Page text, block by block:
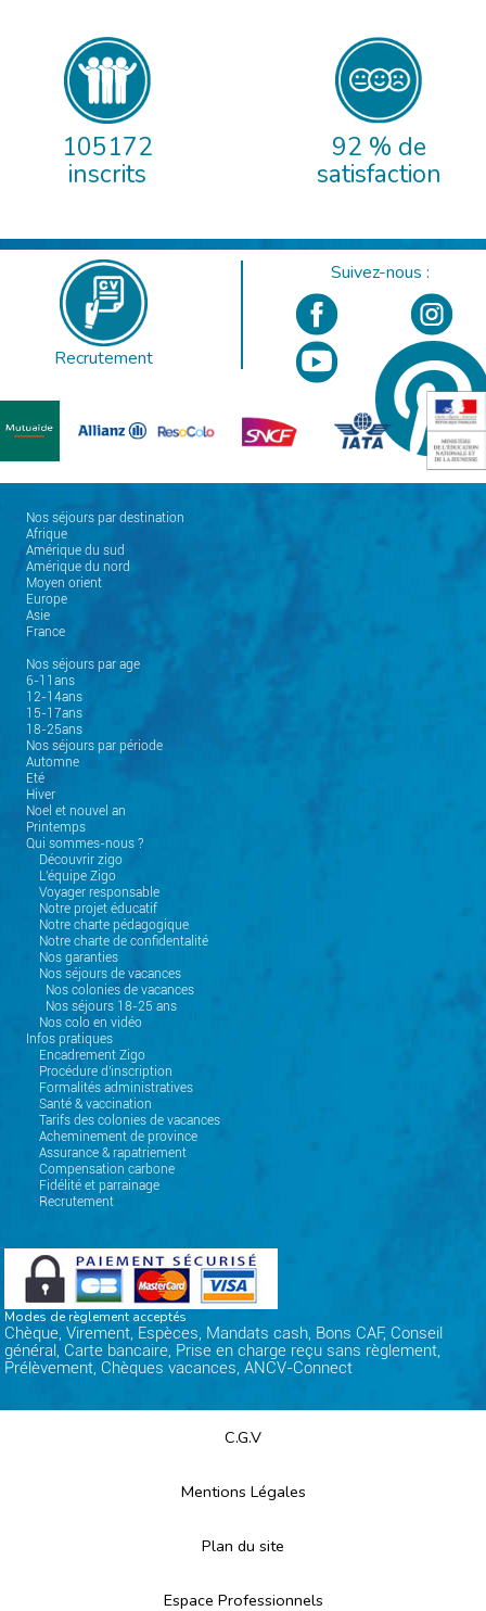
105172
inscrits
92 % de
satisfaction
Recrutement
Suivez-nous :
Nos séjours par destination
Afrique
Amérique du sud
Amérique du nord
Moyen orient
Europe
Asie
France
Nos séjours par age
6-11ans
12-14ans
15-17ans
18-25ans
Nos séjours par période
Automne
Eté
Hiver
Noel et nouvel an
Printemps
Qui sommes-nous ?
Découvrir zigo
L'équipe Zigo
Voyager responsable
Notre projet éducatif
Notre charte pédagogique
Notre charte de confidentalité
Nos garanties
Nos séjours de vacances
Nos colonies de vacances
Nos séjours 18-25 ans
Nos colo en vidéo
Infos pratiques
Encadrement Zigo
Procédure d'inscription
Formalités administratives
Santé & vaccination
Tarifs des colonies de vacances
Acheminement de province
Assurance & rapatriement
Compensation carbone
Fidélité et parrainage
Recrutement
Modes de règlement acceptés
Chèque, Virement, Espèces, Mandats cash, Bons CAF, Conseil
général, Carte bancaire, Prise en charge reçu sans règlement,
Prélèvement, Chèques vacances, ANCV-Connect
C.G.V
Mentions Légales
Plan du site
Espace Professionnels